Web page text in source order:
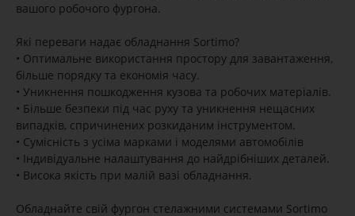
вашого робочого фургона.
Які переваги надає обладнання Sortimo?
• Оптимальне використання простору для завантаження,
більше порядку та економія часу.
• Уникнення пошкодження кузова та робочих матеріалів.
• Більше безпеки під час руху та уникнення нещасних
випадків, спричинених розкиданим інструментом.
• Сумісність з усіма марками і моделями автомобілів
• Індивідуальне налаштування до найдрібніших деталей.
• Висока якість при малій вазі обладнання.
Обладнайте свій фургон стелажними системами Sortimo